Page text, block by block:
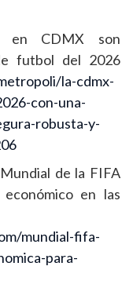
en CDMX son
futbol del 2026
la-cdmx-
con-una-
robusta-y-
de la FIFA
en las
mundial-fifa-
para-